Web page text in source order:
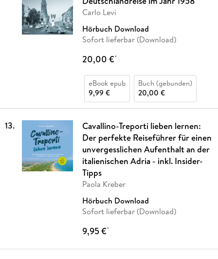
Carlo Levi
Hörbuch Download
Sofort lieferbar (Download)
20,00 €*
eBook epub
9,99 €
Buch (gebunden)
20,00 €
13.
Cavallino-Treporti lieben lernen:
Der perfekte Reiseführer für einen
unvergesslichen Aufenthalt an der
italienischen Adria - inkl. Insider-
Tipps
Paola Kreber
Hörbuch Download
Sofort lieferbar (Download)
9,95 €*